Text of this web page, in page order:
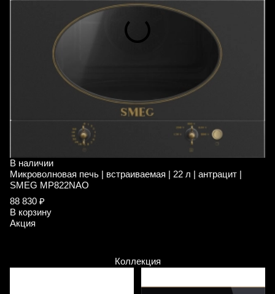
В наличии
Микроволновая печь | встраиваемая | 22 л | антрацит |
SMEG MP822NAO
88 830 ₽
В корзину
Акция
Коллекция